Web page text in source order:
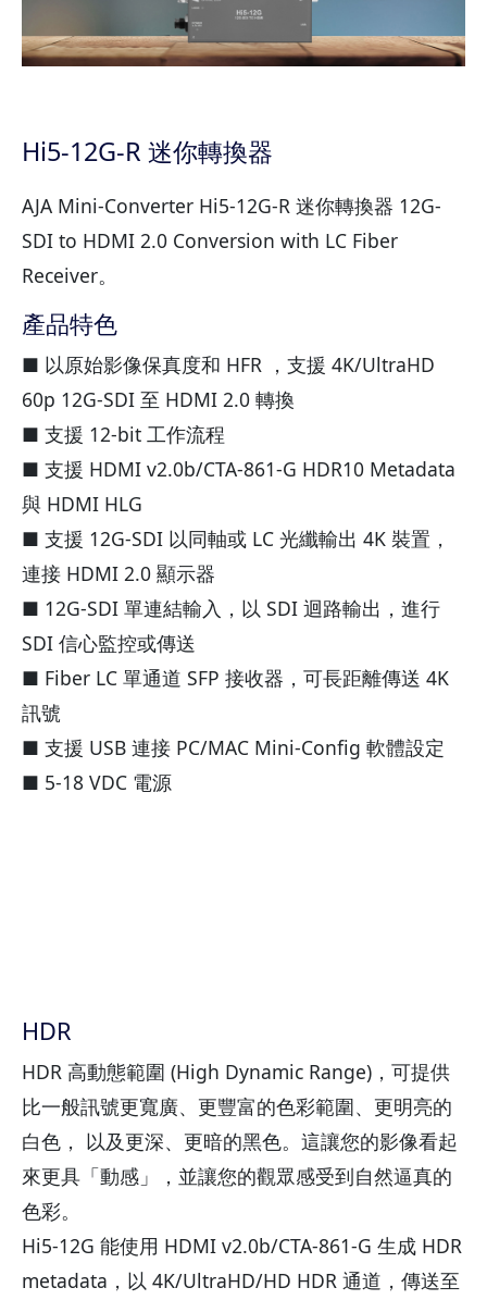
Hi5-12G-R 迷你轉換器
AJA Mini-Converter Hi5-12G-R 迷你轉換器 12G-
SDI to HDMI 2.0 Conversion with LC Fiber
Receiver。
產品特色
■ 以原始影像保真度和 HFR ，支援 4K/UltraHD
60p 12G-SDI 至 HDMI 2.0 轉換
■ 支援 12-bit 工作流程
■ 支援 HDMI v2.0b/CTA-861-G HDR10 Metadata
與 HDMI HLG
■ 支援 12G-SDI 以同軸或 LC 光纖輸出 4K 裝置，
連接 HDMI 2.0 顯示器
■ 12G-SDI 單連結輸入，以 SDI 迴路輸出，進行
SDI 信心監控或傳送
■ Fiber LC 單通道 SFP 接收器，可長距離傳送 4K
訊號
■ 支援 USB 連接 PC/MAC Mini-Config 軟體設定
■ 5-18 VDC 電源
HDR
HDR 高動態範圍 (High Dynamic Range)，可提供
比一般訊號更寬廣、更豐富的色彩範圍、更明亮的
白色， 以及更深、更暗的黑色。這讓您的影像看起
來更具「動感」，並讓您的觀眾感受到自然逼真的
色彩。
Hi5-12G 能使用 HDMI v2.0b/CTA-861-G 生成 HDR
metadata，以 4K/UltraHD/HD HDR 通道，傳送至